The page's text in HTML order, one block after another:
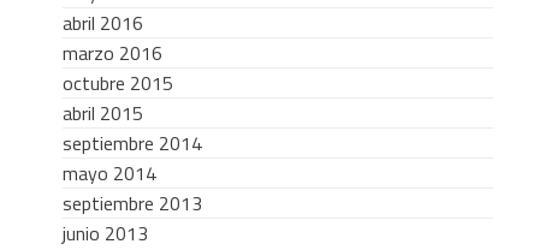
abril 2016
marzo 2016
octubre 2015
abril 2015
septiembre 2014
mayo 2014
septiembre 2013
junio 2013